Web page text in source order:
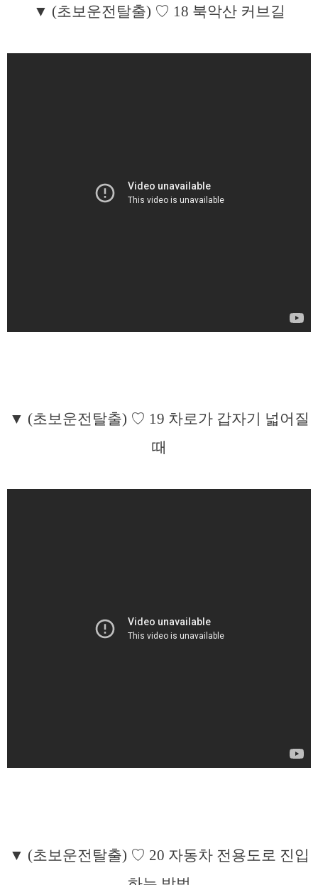
▼ (초보운전탈출) ♡ 18 북악산 커브길
▼ (초보운전탈출) ♡ 19 차로가 갑자기 넓어질
때
▼ (초보운전탈출) ♡ 20 자동차 전용도로 진입